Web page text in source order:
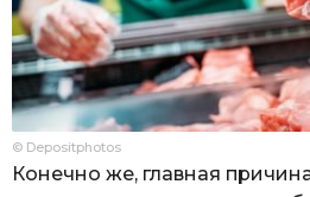
© Depositphotos
Конечно же, главная